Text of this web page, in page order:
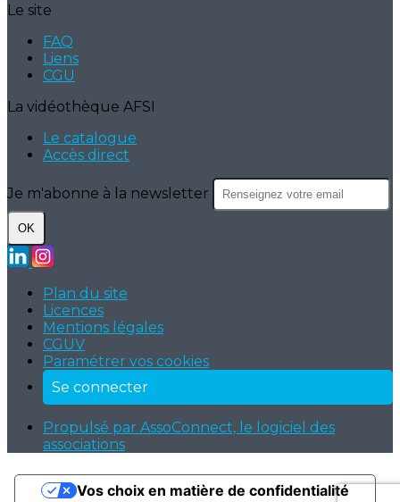
Le site
FAQ
Liens
CGU
La vidéothèque AFSI
Le catalogue
Accès direct
Je m'abonne à la newsletter
OK
Plan du site
Licences
Mentions légales
CGUV
Paramétrer vos cookies
Se connecter
Propulsé par AssoConnect, le logiciel des
associations
Vos choix en matière de confidentialité